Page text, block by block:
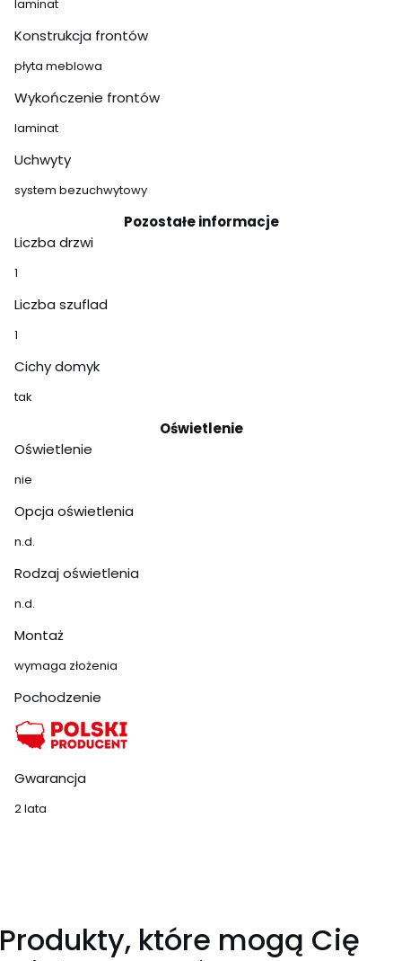
laminat
Konstrukcja frontów
płyta meblowa
Wykończenie frontów
laminat
Uchwyty
system bezuchwytowy
Pozostałe informacje
Liczba drzwi
1
Liczba szuflad
1
Cichy domyk
tak
Oświetlenie
Oświetlenie
nie
Opcja oświetlenia
n.d.
Rodzaj oświetlenia
n.d.
Montaż
wymaga złożenia
Pochodzenie
Gwarancja
2 lata
Produkty, które mogą Cię